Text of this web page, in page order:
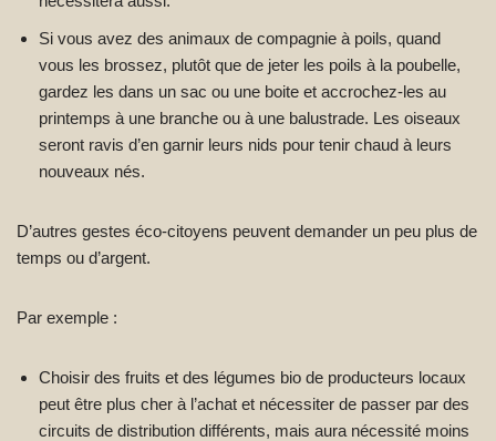
Si vous avez des animaux de compagnie à poils, quand
vous les brossez, plutôt que de jeter les poils à la poubelle,
gardez les dans un sac ou une boite et accrochez-les au
printemps à une branche ou à une balustrade. Les oiseaux
seront ravis d’en garnir leurs nids pour tenir chaud à leurs
nouveaux nés.
D’autres gestes éco-citoyens peuvent demander un peu plus de
temps ou d’argent.
Par exemple :
Choisir des fruits et des légumes bio de producteurs locaux
peut être plus cher à l’achat et nécessiter de passer par des
circuits de distribution différents, mais aura nécessité moins